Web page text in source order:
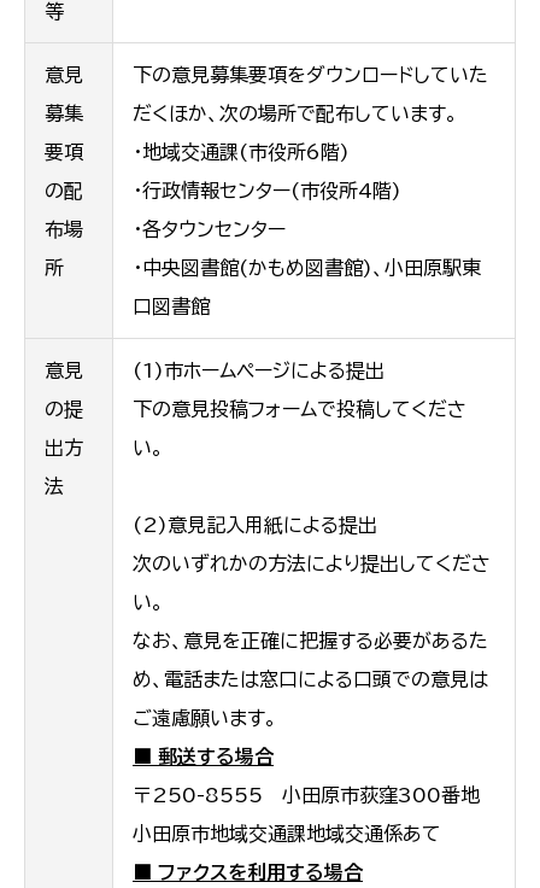
等
意見
募集
要項
の配
布場
所
下の意見募集要項をダウンロードしていた
だくほか、次の場所で配布しています。
・地域交通課(市役所6階)
・行政情報センター(市役所4階)
・各タウンセンター
・中央図書館(かもめ図書館)、小田原駅東
口図書館
意見
の提
出方
法
(1)市ホームページによる提出
下の意見投稿フォームで投稿してくださ
い。
(2)意見記入用紙による提出
次のいずれかの方法により提出してくださ
い。
なお、意見を正確に把握する必要があるた
め、電話または窓口による口頭での意見は
ご遠慮願います。
■ 郵送する場合
〒250-8555 小田原市荻窪300番地
小田原市地域交通課地域交通係あて
■ ファクスを利用する場合